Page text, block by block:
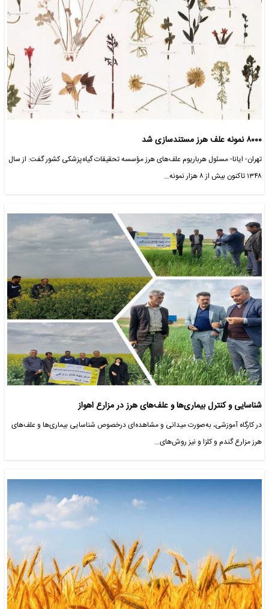
۸۰۰۰ نمونه علف هرز مستندسازی شد
تهران- ایانا- مسئول هرباریوم علف‌های هرز مؤسسه تحقیقات گیاه‌پزشکی کشور گفت: از سال
۱۳۴۸ تاکنون بیش از ۸ هزار نمونه…
شناسایی و کنترل بیماری‌ها و علف‌های هرز در مزارع اهواز
در کارگاه آموزشی، به‌صورت میدانی و مشاهده‌ای درخصوص شناسایی بیماری‌ها و علف‌های
هرز مزارع گندم و کلزا و نیز روش‌های…